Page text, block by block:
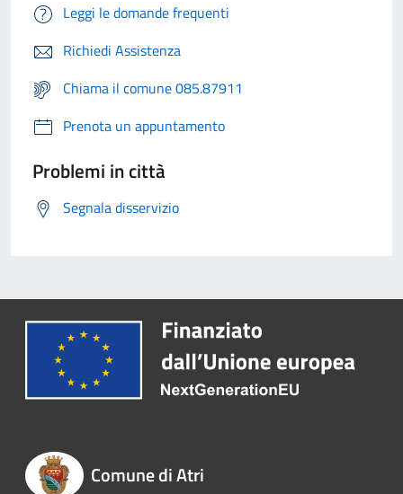
Leggi le domande frequenti
Richiedi Assistenza
Chiama il comune 085.87911
Prenota un appuntamento
Problemi in città
Segnala disservizio
Comune di Atri